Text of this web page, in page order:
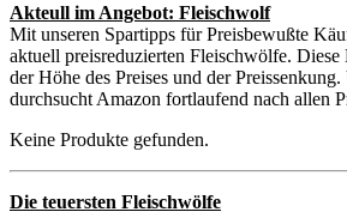
Akteull im Angebot: Fleischwolf
Mit unseren Spartipps für Preisbewußte
aktuell preisreduzierten Fleischwölfe. Diese
der Höhe des Preises und der
durchsucht Amazon fortlaufend nach allen
Keine Produkte gefunden.
Die teuersten Fleischwölfe